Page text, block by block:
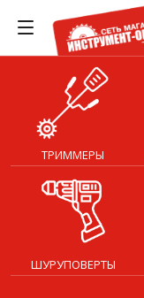
ТРИММЕРЫ
ШУРУПОВЕРТЫ